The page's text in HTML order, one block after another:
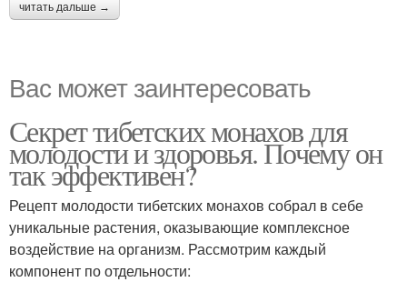
читать дальше →
Вас может заинтересовать
Секрет тибетских монахов для
молодости и здоровья. Почему он
так эффективен?
Рецепт молодости тибетских монахов собрал в себе
уникальные растения, оказывающие комплексное
воздействие на организм. Рассмотрим каждый
компонент по отдельности: